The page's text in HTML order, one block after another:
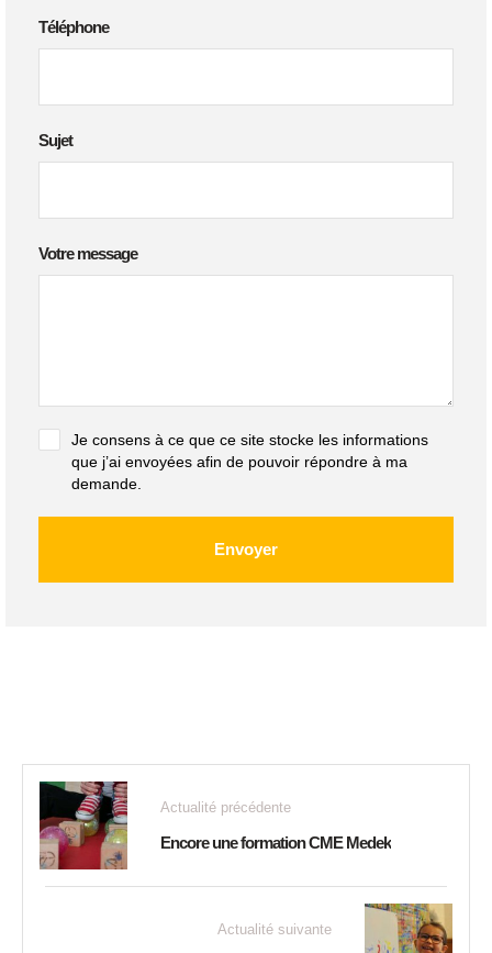
Téléphone
Sujet
Votre message
Je consens à ce que ce site stocke les informations
que j’ai envoyées afin de pouvoir répondre à ma
demande.
Envoyer
Actualité précédente
Encore une formation CME Medek
Actualité suivante